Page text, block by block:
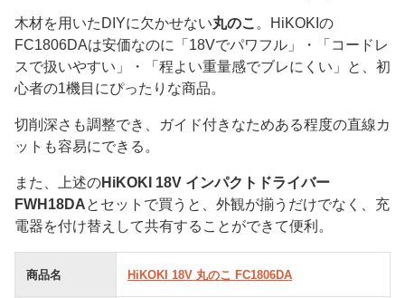
木材を用いたDIYに欠かせない丸のこ 。HiKOKIの
FC1806DAは安価なのに「18Vでパワフル」・「コードレ
スで扱いやすい」・「程よい重量感でブレにくい」と、初
心者の1機目にぴったりな商品。
切削深さも調整でき、ガイド付きなためある程度の直線カ
ットも容易にできる。
また、上述のHiKOKI 18V インパクトドライバー
FWH18DAとセットで買うと、外観が揃うだけでなく、充
電器を付け替えして共有することができて便利。
商品名 HiKOKI 18V 丸のこ FC1806DA